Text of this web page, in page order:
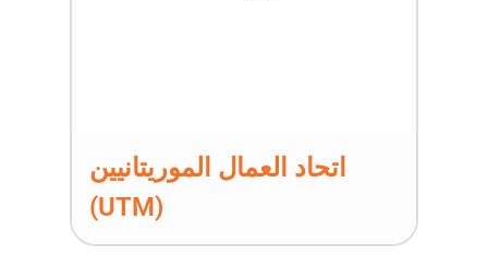
اتحاد العمال الموريتانيين
(UTM)